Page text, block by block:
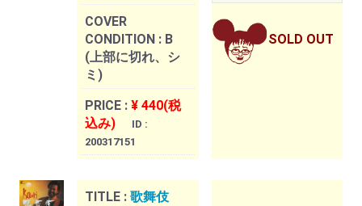
COVER
CONDITION : B
(上部に切れ、シ
ミ)
PRICE : ¥ 440(税
込み)
ID :
200317151
SOLD OUT
TITLE : 歌舞伎